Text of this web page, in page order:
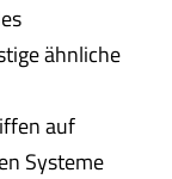
ähnliche
auf
Systeme